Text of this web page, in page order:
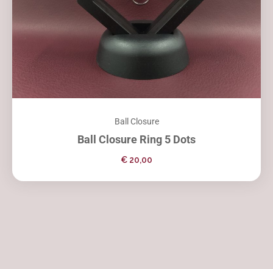
Ball Closure
Ball Closure Ring 5 Dots
€ 20,00